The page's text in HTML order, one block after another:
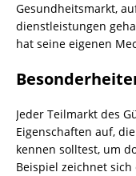
Gesundheitsmarkt,
dienstleistungen
hat seine eigenen
Jeder Teilmarkt des
Eigenschaften auf,
kennen solltest, um
Beispiel zeichnet